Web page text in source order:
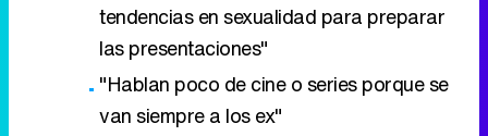
tendencias en sexualidad para preparar
las presentaciones"
"Hablan poco de cine o series porque se
van siempre a los ex"